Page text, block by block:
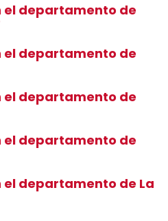
el departamento de
el departamento de
el departamento de
el departamento de
el departamento de La